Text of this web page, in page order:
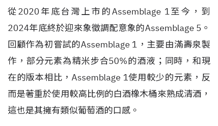
從2020年底台灣上市的Assemblage 1至今，到
2024年底終於迎來象徵調配意象的Assemblage 5。
回顧作為初嘗試的Assemblage 1，主要由滿壽泉製
作，部分元素為精米步合50%的酒液；同時，和現
在的版本相比，Assemblage 1使用較少的元素，反
而是著重於使用較高比例的白酒橡木桶來熟成清酒，
這也是其擁有類似葡萄酒的口感。